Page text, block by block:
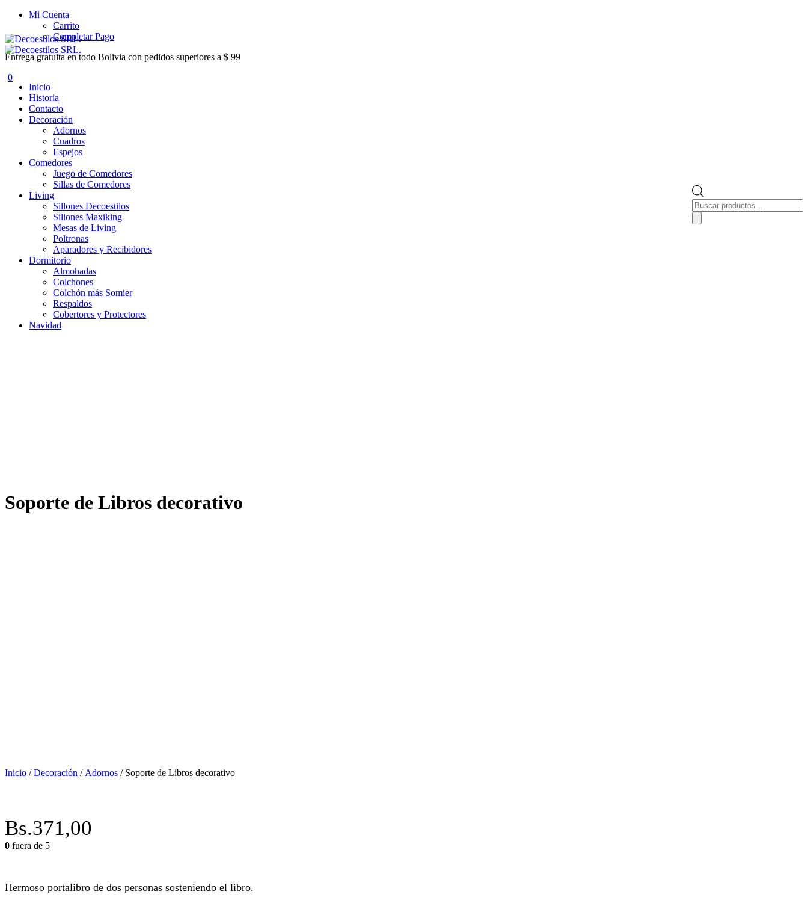
Mi Cuenta
Carrito
Completar Pago
Entrega gratuita en todo Bolivia con pedidos superiores a $ 99
Búsqueda
de
productos
0
Inicio
Historia
Contacto
Decoración
Adornos
Cuadros
Espejos
Comedores
Juego de Comedores
Sillas de Comedores
Living
Sillones Decoestilos
Sillones Maxiking
Mesas de Living
Poltronas
Aparadores y Recibidores
Dormitorio
Almohadas
Colchones
Colchón más Somier
Respaldos
Cobertores y Protectores
Navidad
Soporte de Libros decorativo
Inicio /Decoración / Adornos / Soporte de Libros decorativo
Bs.371,00
0 fuera de 5
Hermoso portalibro de dos personas sosteniendo el libro.